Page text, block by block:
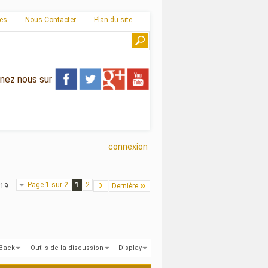
Nous Contacter Plan du site
nous sur
connexion
Page 1 sur 2 1 2 Dernière
Outils de la discussion Display